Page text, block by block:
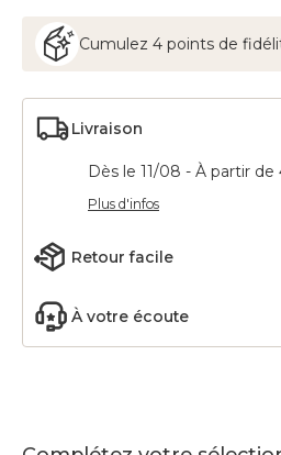
Cumulez 4 points de
Livraison
Dès le 11/08 - À partir de
Plus d'infos
Retour facile
À votre écoute